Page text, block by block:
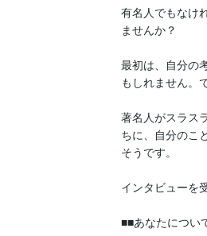
有名人でもなけ
ませんか？
最初は、自分の
もしれません。
著名人がスラス
ちに、自分のこ
そうです。
インタビューを
■■あなたについ